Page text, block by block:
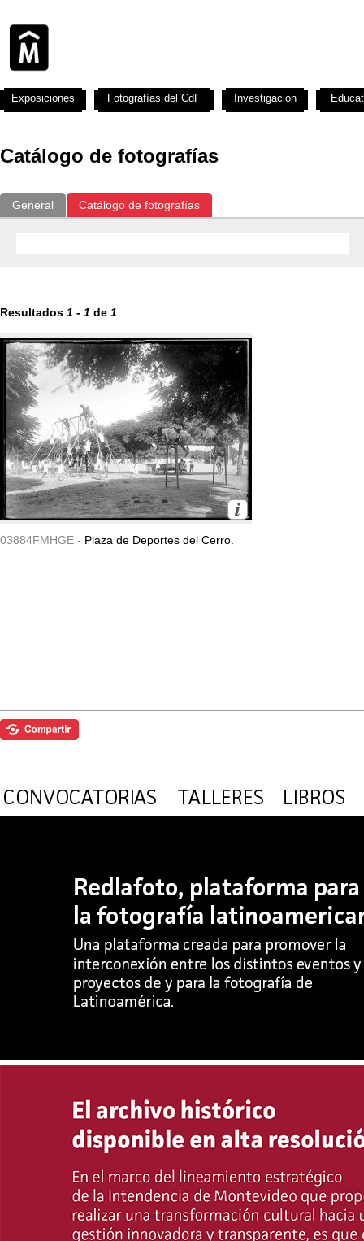
Catálogo de fotografías
General Catálogo de fotografías
Resultados 1 - 1 de 1
03884FMHGE - Plaza de Deportes del Cerro.
Exposiciones Fotografías del CdF Investigación